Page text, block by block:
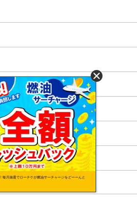
毎月抽選でローチケが燃油サーチャージをどーーんと